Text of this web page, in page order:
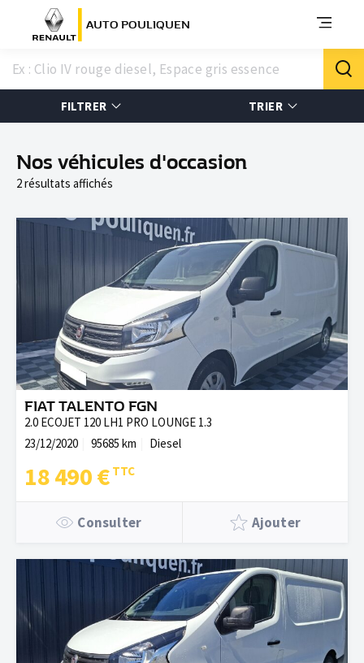
AUTO POULIQUEN
FILTRER TRIER
Nos véhicules d'occasion
2 résultats affichés
FIAT TALENTO FGN
2.0 ECOJET 120 LH1 PRO LOUNGE 1.3
23/12/2020
95685 km Diesel
18 490 €
Consulter Ajouter